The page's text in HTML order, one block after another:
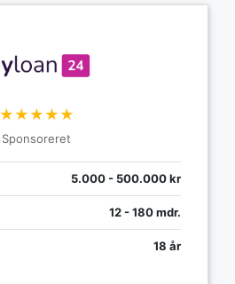
★★★★★
Sponsoreret
5.000 - 500.000 kr
12 - 180 mdr.
18 år